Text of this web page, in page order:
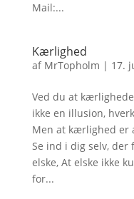
Mail:...
Kærlighed
af MrTopholm | 17.
Ved du at
ikke en illusion,
Men at kærlighed er
Se ind i dig selv,
elske, At elske ikke
for...